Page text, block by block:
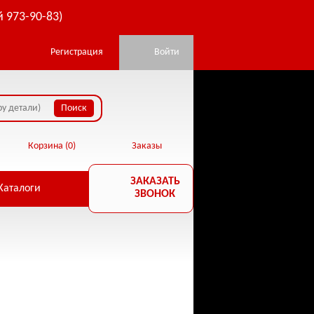
973-90-83)
Регистрация Войти
Заказы
Корзина (0)
ЗАКАЗАТЬ
ЗВОНОК